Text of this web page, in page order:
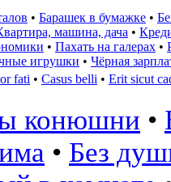
• Барашек в бумажке •
машина, дача •
• Пахать на галерах •
игрушки • Чёрная
fati • Casus belli • Erit sicut
конюшни •
• Без